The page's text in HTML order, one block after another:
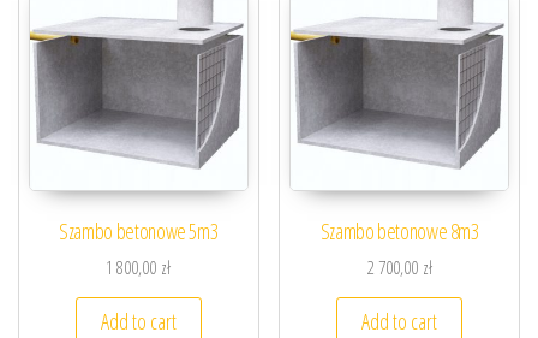
Szambo betonowe 5m3
1 800,00 zł
Add to cart
Szambo betonowe 8m3
2 700,00 zł
Add to cart